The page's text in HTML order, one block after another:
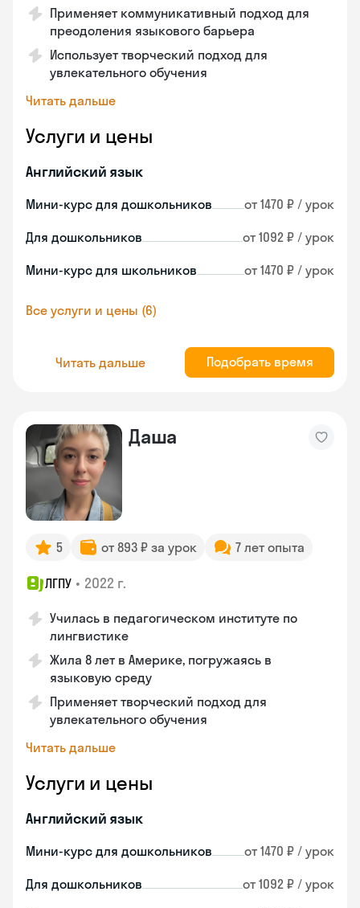
Применяет коммуникативный подход для
преодоления языкового барьера
Использует творческий подход для
увлекательного обучения
Читать дальше
Услуги и цены
Английский язык
Мини-курс для дошкольников от 1470 ₽ / урок
Для дошкольников от 1092 ₽ / урок
Мини-курс для школьников от 1470 ₽ / урок
Все услуги и цены (6)
Читать дальше Подобрать время
Даша
5 от 893 ₽ за урок 7 лет опыта
ЛГПУ • 2022 г.
Училась в педагогическом институте по
лингвистике
Жила 8 лет в Америке, погружаясь в
языковую среду
Применяет творческий подход для
увлекательного обучения
Читать дальше
Услуги и цены
Английский язык
Мини-курс для дошкольников от 1470 ₽ / урок
Для дошкольников от 1092 ₽ / урок